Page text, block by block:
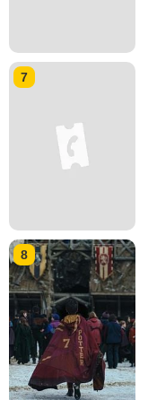
7
8